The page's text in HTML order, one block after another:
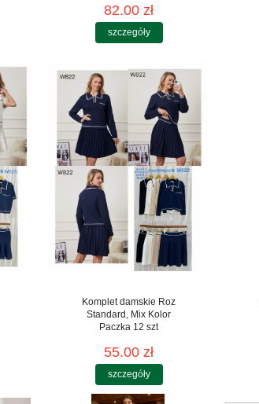
82.00 zł
szczegóły
Komplet damskie Roz
Standard, Mix Kolor
Paczka 12 szt
55.00 zł
szczegóły